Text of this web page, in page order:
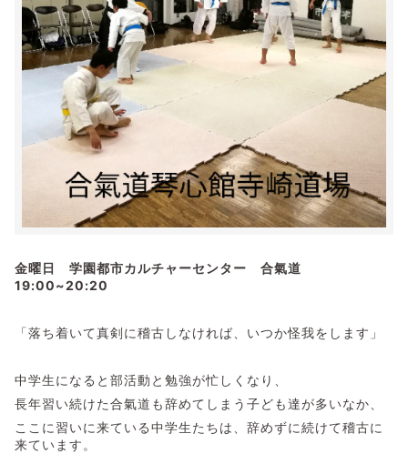
金曜日 学園都市カルチャーセンター 合氣道
19:00~20:20
「落ち着いて真剣に稽古しなければ、いつか怪我をします」
中学生になると部活動と勉強が忙しくなり、
長年習い続けた合氣道も辞めてしまう子ども達が多いなか、
ここに習いに来ている中学生たちは、辞めずに続けて稽古に
来ています。